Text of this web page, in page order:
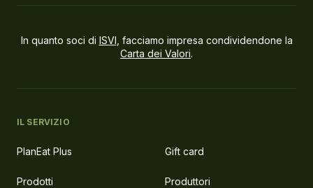
In quanto soci di ISVI , facciamo impresa condividendone la
Carta dei Valori.
IL SERVIZIO
PlanEat Plus Gift card
Prodotti Produttori